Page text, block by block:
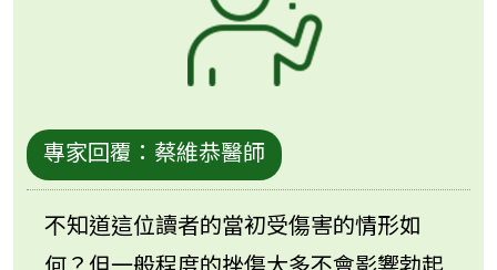
專家回覆： 蔡維恭醫師
不知道這位讀者的當初受傷害的情形如